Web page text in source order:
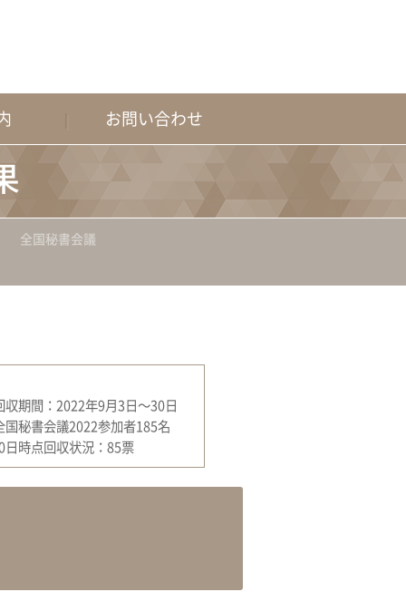
お問い合わせ
全国秘書会議
収期間：2022年9月3日～30日
国秘書会議2022参加者185名
時点回収状況：85票